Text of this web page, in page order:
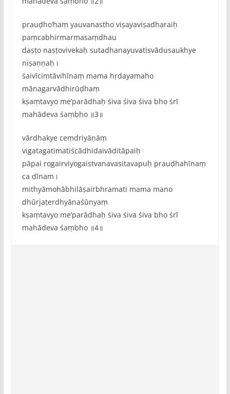
prauḍho‌’haṃ yauvanastho viṣayaviṣadharaiḥ
paṃcabhirmarmasaṃdhau
daṣṭo naṣṭo‌vivekaḥ sutadhanayuvatisvādusaukhye
niṣaṇṇaḥ।
śaivīciṃtāvihīnaṃ mama hṛdayamaho
mānagarvādhirūḍhaṃ
kṣaṃtavyo me‌’parādhaḥ śiva śiva śiva bho śrī
mahādeva śaṃbho ॥3॥
vārdhakye ceṃdriyāṇāṃ
vigatagatimatiścādhidaivāditāpaiḥ
pāpai rogairviyogaistvanavasitavapuḥ prauḍhahīnaṃ
ca dīnam।
mithyāmohābhilāṣairbhramati mama mano
dhūrjaṭerdhyānaśūnyaṃ
kṣaṃtavyo me‌’parādhaḥ śiva śiva śiva bho śrī
mahādeva śaṃbho ॥4॥